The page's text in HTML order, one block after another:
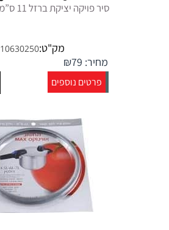
סיר פויקה יציקת ברזל 11 ס”מ - 0.75 ליטר
מק"ט:10630250
מחיר: ₪79
פרטים נוספים